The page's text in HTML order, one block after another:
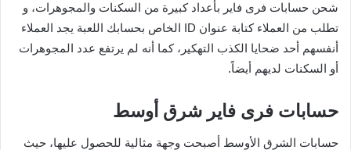
شحن حسابات فرى فاير بأعداد كبيرة من السكنات والمجوهرات، و
تطلب من العملاء كتابة عنوان ID الخاص بحسابك اللعبة يجد العملاء
أنفسهم أحد ضحايا الكذب التهكير، كما أنه لم يرتفع عدد المجوهرات
أو السكنات لديهم أيضاً.
حسابات فرى فاير شرق أوسط
حسابات الشرق الأوسط أصبحت وجهة مثالية للحصول عليها، حيث